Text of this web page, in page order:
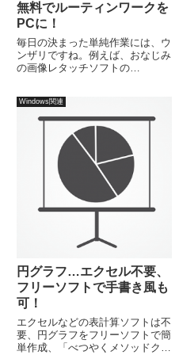
無料でルーティンワークを
PCに！
毎日の決まった単純作業には、ウ
ンザリですね。例えば、おなじみ
の画像レタッチソフトの
とえば、100枚の画像を縮小し
て、それぞれにシグネチャーを入
れるような場合、作業のアクシ
Windows関連
円グラフ…エクセル不要、
フリーソフトで手書き風も
可！
エクセルなどの表計算ソフトは不
要、円グラフをフリーソフトで簡
単作成、「べつやくメソッドクリ